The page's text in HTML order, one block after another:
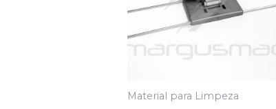
Material para Limpeza